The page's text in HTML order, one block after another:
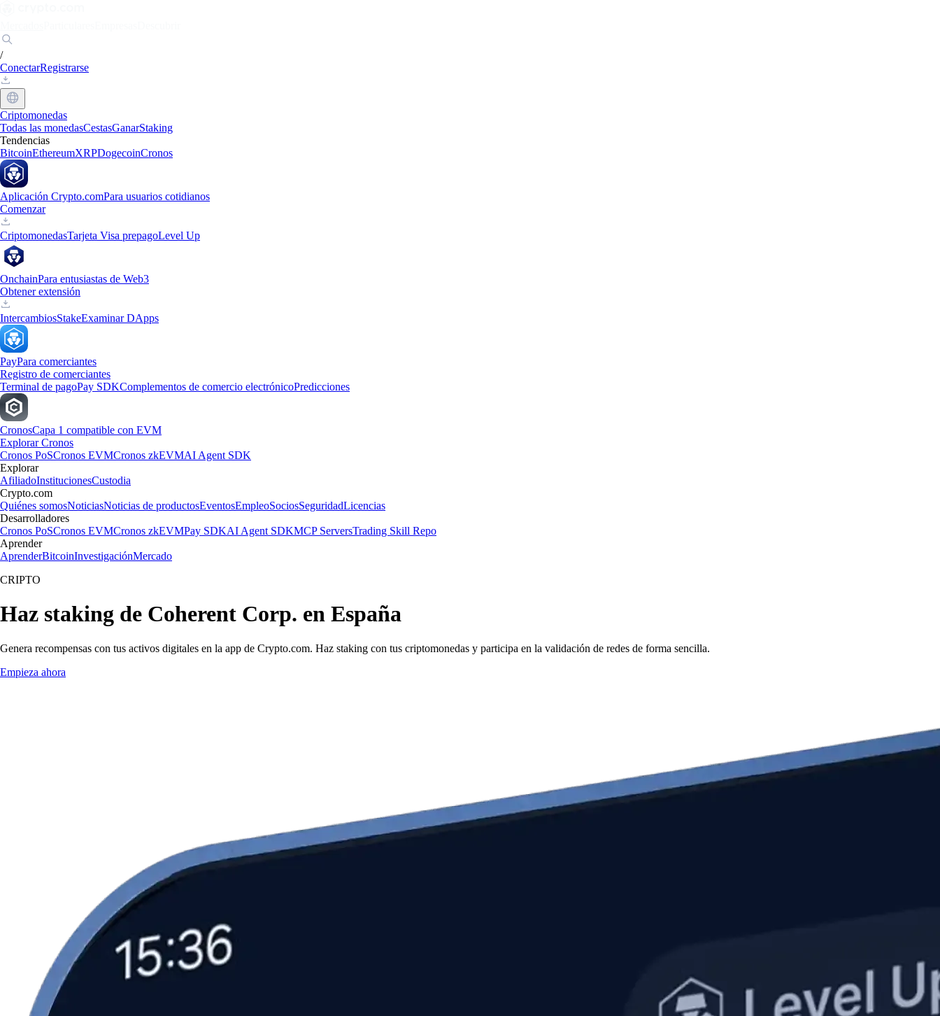
/
ConectarRegistrarse
Criptomonedas
Todas las monedasCestasGanarStaking
Tendencias
BitcoinEthereumXRPDogecoinCronos
Aplicación Crypto.comPara usuarios cotidianos
Comenzar
CriptomonedasTarjeta Visa prepagoLevel Up
OnchainPara entusiastas de Web3
Obtener extensión
IntercambiosStakeExaminar DApps
PayPara comerciantes
Registro de comerciantes
Terminal de pagoPay SDKComplementos de comercio electrónicoPredicciones
CronosCapa 1 compatible con EVM
Explorar Cronos
Cronos PoSCronos EVMCronos zkEVMAI Agent SDK
Explorar
AfiliadoInstitucionesCustodia
Crypto.com
Quiénes somosNoticiasNoticias de productosEventosEmpleoSociosSeguridadLicencias
Desarrolladores
Cronos PoSCronos EVMCronos zkEVMPay SDKAI Agent SDKMCP ServersTrading Skill Repo
Aprender
AprenderBitcoinInvestigaciónMercado
CRIPTO
Haz staking de Coherent Corp. en España
Genera recompensas con tus activos digitales en la app de Crypto.com. Haz staking con tus criptomonedas y participa en la validación de redes de forma sencilla.
Empieza ahora